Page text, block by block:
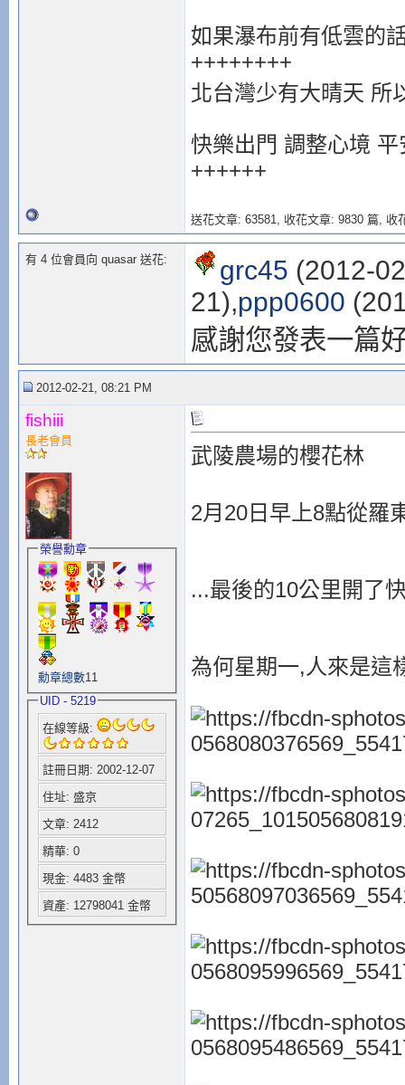
如果瀑布前有低雲的
++++++++
北台灣少有大晴天 所
快樂出門 調整心境
++++++
送花文章: 63581, 收花文章: 9830 篇, 收
有 4 位會員向 quasar 送花: grc45 (2012-
21),ppp0600
感謝您發表一篇
2012-02-21, 08:21 PM
fishiii
長老會員
榮譽勳章
勳章總數11
UID - 5219
在線等級:
註冊日期: 2002-12-07
住址: 盛京
文章: 2412
精華: 0
現金: 4483 金幣
資產: 12798041 金幣
武陵農場的櫻花林
2月20日早上8點從羅
...最後的10公里開了
為何星期一,人來是這